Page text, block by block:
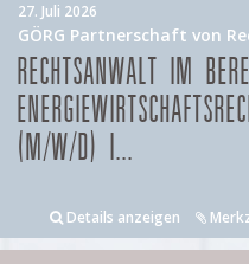
27. Juli 2026
GÖRG Partnerschaft von
RECHTSANWALT IM
(M/W/D) I...
Details anzeigen